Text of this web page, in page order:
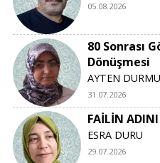
05.08.2026
80 Sonrası
Dönüşmesi
AYTEN
31.07.2026
FAİLİN
ESRA DURU
29.07.2026